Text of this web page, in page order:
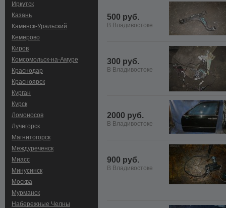
Иркутск
Казань
Каменск-Уральский
Кемерово
Киров
Комсомольск-на-Амуре
Краснодар
Красноярск
Курган
Курск
Ломоносов
Лучегорск
Магнитогорск
Междуреченск
Миасс
Минусинск
Москва
Мурманск
Набережные Челны
500 руб.
В Владивостоке
300 руб.
В Владивостоке
2000 руб.
В Владивостоке
900 руб.
В Владивостоке